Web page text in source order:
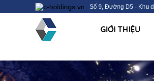
Số 9, Đường D5 - Khu
GIỚI THIỆU